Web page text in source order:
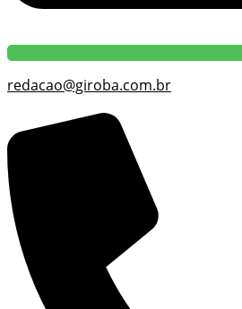
redacao@giroba.com.br